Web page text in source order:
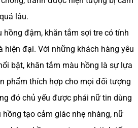
lâu.
hồng đậm, khăn tắm sợi tre có tính
hiện đại. Với những khách hàng yêu
bật, khăn tắm màu hồng là sự lựa
phẩm thích hợp cho mọi đối tượng
đó chủ yếu được phái nữ tin dùng
hồng tạo cảm giác nhẹ nhàng, nữ